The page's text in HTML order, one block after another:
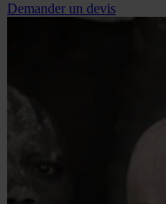
Demander un devis